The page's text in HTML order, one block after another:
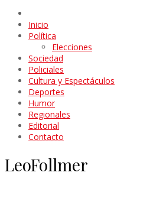
Inicio
Política
Elecciones
Sociedad
Policiales
Cultura y Espectáculos
Deportes
Humor
Regionales
Editorial
Contacto
LeoFollmer